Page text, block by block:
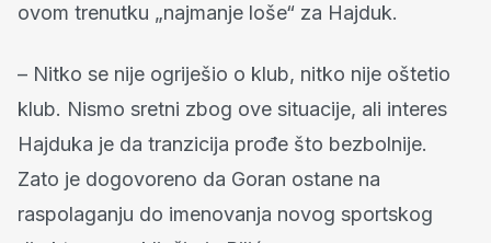
ovom trenutku „najmanje loše“ za Hajduk.
– Nitko se nije ogriješio o klub, nitko nije oštetio
klub. Nismo sretni zbog ove situacije, ali interes
Hajduka je da tranzicija prođe što bezbolnije.
Zato je dogovoreno da Goran ostane na
raspolaganju do imenovanja novog sportskog